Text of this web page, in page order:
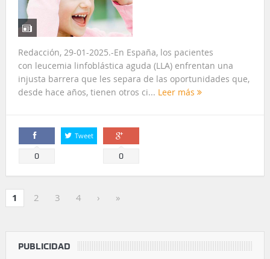
Redacción, 29-01-2025.-En España, los pacientes
con leucemia linfoblástica aguda (LLA) enfrentan una
injusta barrera que les separa de las oportunidades que,
desde hace años, tienen otros ci... Leer más
Comparte
0
Tweet
Comparte
0
1 2 3 4 › »
PUBLICIDAD